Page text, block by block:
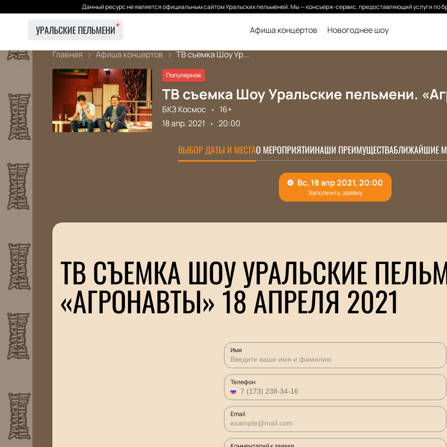
Данный ресурс не является официальным сайтом Уральских пельменей. Мы — консьерж-сервис, предоставляющий услуги по
УРАЛЬСКИЕ ПЕЛЬМЕНИ Афиша концертов Новогоднее шоу
Главная Афиша концертов ТВ съемка Шоу Ур...
Популярное
ТВ съемка Шоу Уральские пельмени.
БКЗ Космос
16+
18 апр. 2021
20:00
ВЫБОР ДАТЫ И МЕСТАО МЕРОПРИЯТИИНАШИ ПРЕИМУЩЕСТВАБЛИЖАЙШИЕ
ТВ СЪЕМКА ШОУ УРАЛЬСКИЕ
«АГРОНАВТЫ» 18 АПРЕЛЯ 2021
Имя
Телефон
Email